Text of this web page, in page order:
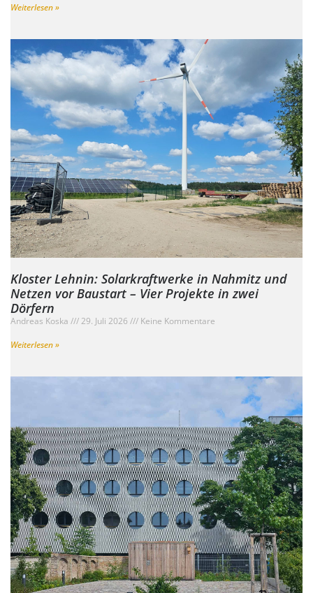
Weiterlesen »
Kloster Lehnin: Solarkraftwerke in Nahmitz und
Netzen vor Baustart – Vier Projekte in zwei
Dörfern
Andreas Koska 29. Juli 2026
Keine Kommentare
Weiterlesen »